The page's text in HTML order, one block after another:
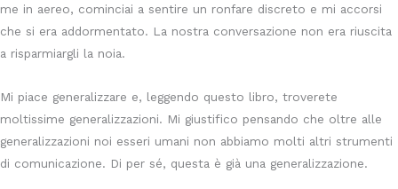
me in aereo, cominciai a sentire un ronfare discreto e mi accorsi
che si era addormentato. La nostra conversazione non era riuscita
a risparmiargli la noia.
Mi piace generalizzare e, leggendo questo libro, troverete
moltissime generalizzazioni. Mi giustifico pensando che oltre alle
generalizzazioni noi esseri umani non abbiamo molti altri strumenti
di comunicazione. Di per sé, questa è già una generalizzazione.